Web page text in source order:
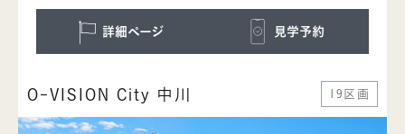
詳細ページ 見学予約
O-VISION City 中川 19区画